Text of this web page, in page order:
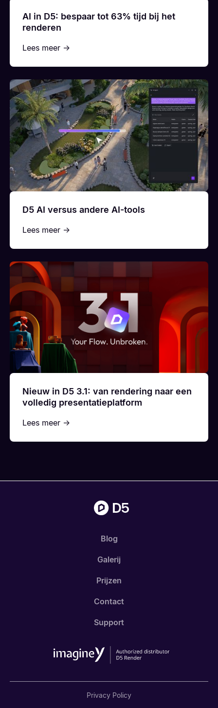
AI in D5: bespaar tot 63% tijd bij het
renderen
Lees meer →
D5 AI versus andere AI-tools
Lees meer →
Nieuw in D5 3.1: van rendering naar een
volledig presentatieplatform
Lees meer →
Blog
Galerij
Prijzen
Contact
Support
Privacy Policy